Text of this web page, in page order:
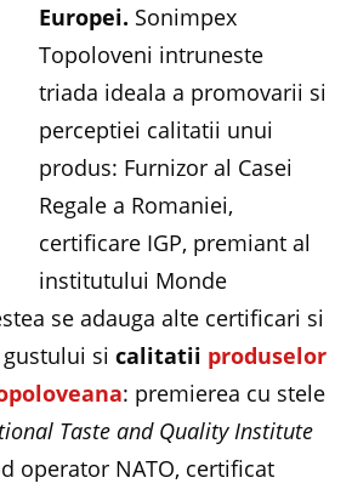
Europei. Sonimpex
Topoloveni intruneste
triada ideala a promovarii si
perceptiei calitatii unui
produs: Furnizor al Casei
Regale a Romaniei,
certificare IGP, premiant al
institutului Monde
se adauga alte certificari si
si calitatii produselor
: premierea cu stele
Taste and Quality Institute
operator NATO, certificat